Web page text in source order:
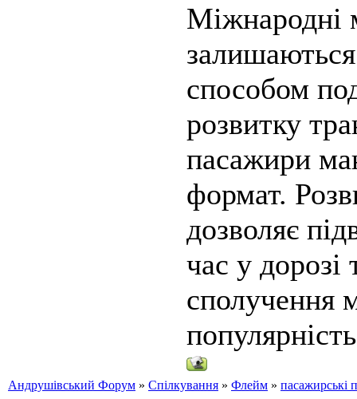
Міжнародні
способом
розвитку
пасажири
формат.
дозволяє
час у дорозі
сполучення
Андрушівський Форум » Спілкування » Флейм » пасажирські